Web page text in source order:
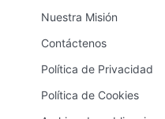
Nuestra Misión
Contáctenos
Política de Privacidad
Política de Cookies